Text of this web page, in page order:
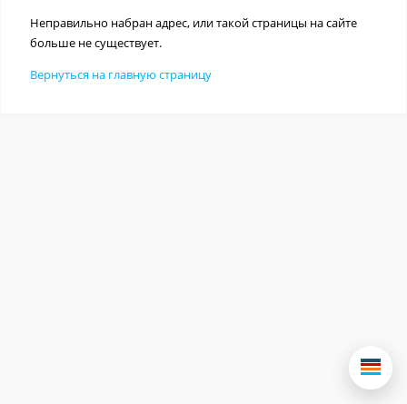
Неправильно набран адрес, или такой страницы на сайте
больше не существует.
Вернуться на главную страницу